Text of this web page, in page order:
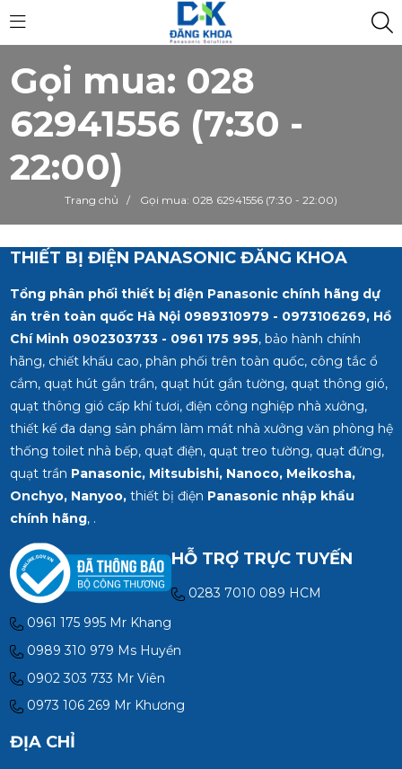
Gọi mua: 028
62941556 (7:30 -
22:00)
Trang chủ / Gọi mua: 028 62941556 (7:30 - 22:00)
THIẾT BỊ ĐIỆN PANASONIC ĐĂNG KHOA
Tổng phân phối thiết bị điện Panasonic chính hãng dự
án trên toàn quốc Hà Nội 0989310979 - 0973106269, Hồ
Chí Minh 0902303733 - 0961 175 995, bảo hành chính
hãng, chiết khấu cao, phân phối trên toàn quốc, công tắc ổ
cắm, quạt hút gắn trần, quạt hút gắn tường, quạt thông gió,
quạt thông gió cấp khí tươi, điện công nghiệp nhà xưởng,
thiết kế đa dạng sản phẩm làm mát nhà xưởng văn phòng hệ
thống toilet nhà bếp, quạt điện, quạt treo tường, quạt đứng,
quạt trần Panasonic, Mitsubishi, Nanoco, Meikosha,
Onchyo, Nanyoo,thiết bị điện Panasonic nhập khẩu
chính hãng, .
HỖ TRỢ TRỰC TUYẾN
0283 7010 089 HCM
0961 175 995 Mr Khang
0989 310 979 Ms Huyền
0902 303 733 Mr Viên
0973 106 269 Mr Khương
ĐỊA CHỈ